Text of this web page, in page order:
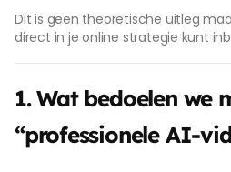
Dit is geen theoretische uitleg
direct in je online strategie kunt
1. Wat bedoelen we
“professionele AI-